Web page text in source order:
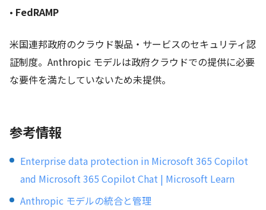
• FedRAMP
米国連邦政府のクラウド製品・サービスのセキュリティ認
証制度。Anthropic モデルは政府クラウドでの提供に必要
な要件を満たしていないため未提供。
参考情報
Enterprise data protection in Microsoft 365 Copilot
and Microsoft 365 Copilot Chat | Microsoft Learn
Anthropic モデルの統合と管理